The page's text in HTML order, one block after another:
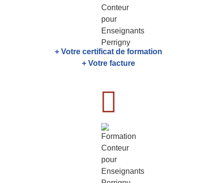
+ Votre certificat de formation
+ Votre facture